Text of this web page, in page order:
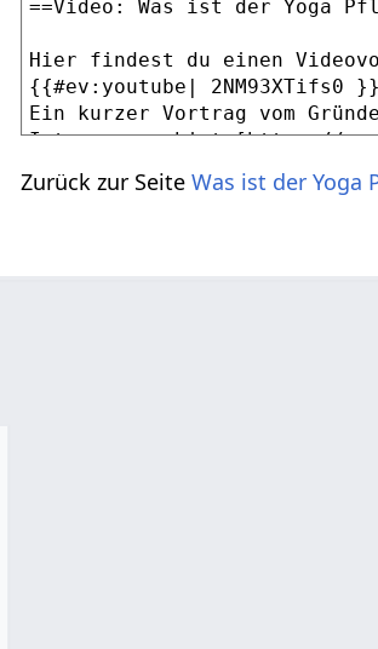
Zurück zur SeiteWas ist der Yoga